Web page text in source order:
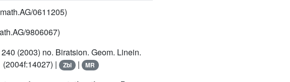
0611205)
9806067)
(2003) no. Biratsion. Geom. Linein.
|
Zbl | MR